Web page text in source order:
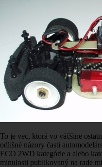
To je vec, ktorá vo väčšine
odlišné názory časti
ECO 2WD kategórie a alebo
minulosti publikovaný na rade